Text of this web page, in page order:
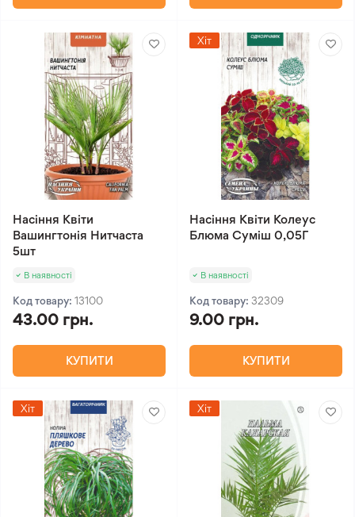
Насіння Квіти
Вашингтонія Нитчаста
5шт
В наявності
Код товару: 13100
43.00 грн.
КУПИТИ
Хіт
Насіння Квіти Колеус
Блюма Суміш 0,05Г
В наявності
Код товару: 32309
9.00 грн.
КУПИТИ
Хіт Хіт